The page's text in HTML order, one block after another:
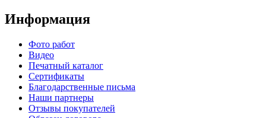
Информация
Фото работ
Видео
Печатный каталог
Сертификаты
Благодарственные письма
Наши партнеры
Отзывы покупателей